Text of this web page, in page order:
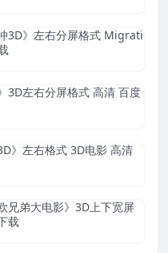
3D》左右分屏格式 Migrati
3D左右分屏格式 高清 百度
》左右格式 3D电影 高清
兄弟大电影》3D上下宽屏
载